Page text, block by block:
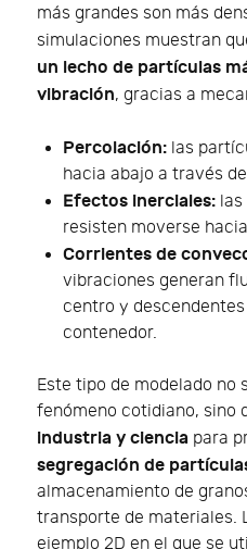
más grandes son más
simulaciones muestran
un lecho de partículas
vibración, gracias a
Percolación: las
hacia abajo a través
Efectos inerciales:
resisten moverse
Corrientes de
vibraciones generan
centro y
contenedor.
Este tipo de modelado no
fenómeno cotidiano, sino
industria y ciencia para
segregación de
almacenamiento de
transporte de materiales.
ejemplo 2D en el que se